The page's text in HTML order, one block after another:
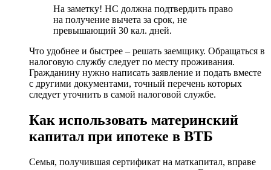
На заметку! НС должна подтвердить право
на получение вычета за срок, не
превышающий 30 кал. дней.
Что удобнее и быстрее – решать заемщику. Обращаться в
налоговую службу следует по месту проживания.
Гражданину нужно написать заявление и подать вместе
с другими документами, точный перечень которых
следует уточнить в самой налоговой службе.
Как использовать материнский
капитал при ипотеке в ВТБ
Семья, получившая сертификат на маткапитал, вправе